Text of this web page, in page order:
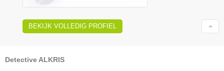
BEKIJK VOLLEDIG PROFIEL
Detective ALKRIS